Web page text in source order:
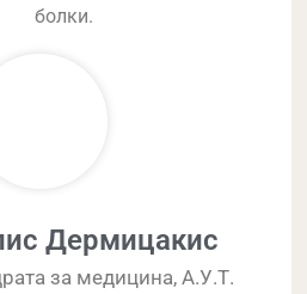
болки.
Дермицакис
за медицина, А.У.Т.